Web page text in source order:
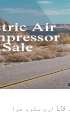
د LG لړۍ سکرو هوا